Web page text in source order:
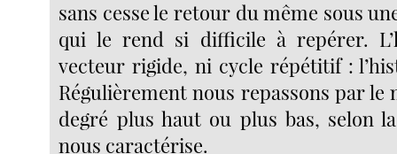
sans cesse le retour du même sous
qui le rend si difficile à repérer.
vecteur rigide, ni cycle répétitif :
Régulièrement nous repassons par
degré plus haut ou plus bas, selon
nous caractérise.